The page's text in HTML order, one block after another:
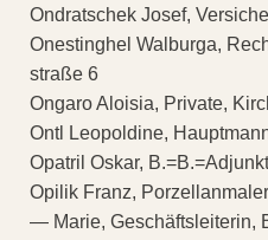
Ondratschek Josef,
Onestinghel Walburga,
straße 6
Ongaro Aloisia, Private,
Ontl Leopoldine,
Opatril Oskar,
Opilik Franz,
— Marie, Geschäftsleiterin,